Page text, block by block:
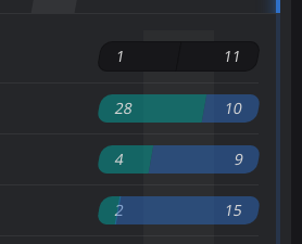
1 11
28 10
4 9
2 15